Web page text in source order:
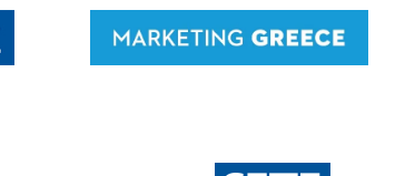
Παρακαλώ